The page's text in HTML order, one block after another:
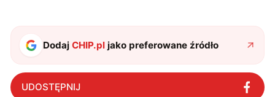
DodajCHIP.pl jako preferowane źródło
UDOSTĘPNIJ